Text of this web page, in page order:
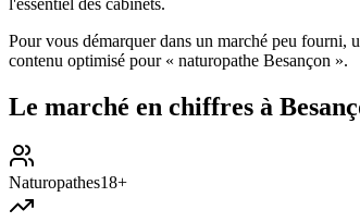
Pour vous démarquer dans un marché peu fourni,
contenu optimisé pour « naturopathe Besançon ».
Le marché en chiffres à
Naturopathes18+